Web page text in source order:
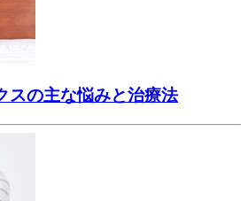
スの主な悩みと治療法